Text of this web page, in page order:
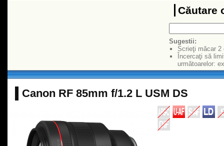
Căutare
Sugestii:
Scrieţi măcar 2
Încercaţi să
următoarelor:
Canon RF 85mm f/1.2 L USM DS